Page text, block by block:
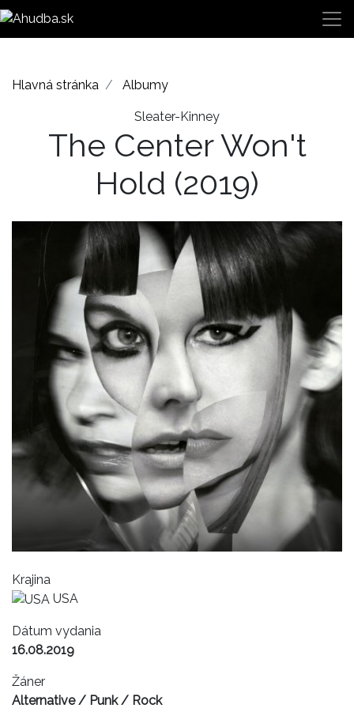
Hlavná stránka Albumy
Sleater-Kinney
The Center Won't
Hold (2019)
Krajina
USA
Dátum vydania
16.08.2019
Žáner
Alternative / Punk / Rock